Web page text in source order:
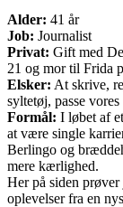
Alder: 41 år
Job: Journalist
Privat: Gift med
21 og mor til Frida
Elsker: At skrive,
syltetøj, passe
Formål: I løbet af
at være single
Berlingo og
mere kærlighed.
Her på siden
oplevelser fra en